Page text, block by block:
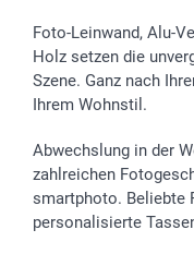
Foto-Leinwand, Alu-
Holz setzen die
Szene. Ganz nach
Ihrem Wohnstil.
Abwechslung in der
zahlreichen
smartphoto. Beliebte
personalisierte